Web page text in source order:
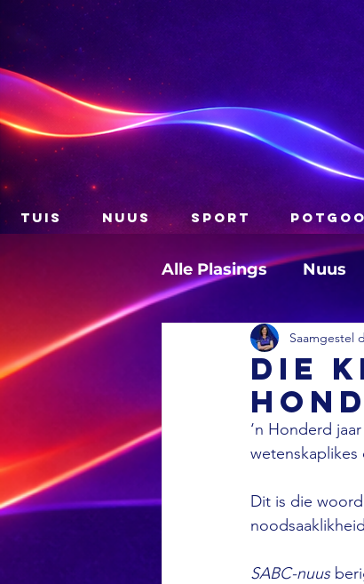
TUIS NUUS SPORT
Alle Plasings Nuus
Die
Saamgestel
‘n Honderd
Dit is die
SABC-nuus